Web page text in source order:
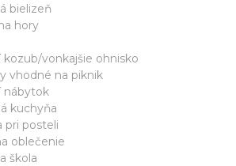
bielizeň
hory
kozub/vonkajšie ohnisko
vhodné na piknik
nábytok
kuchyňa
pri posteli
oblečenie
škola